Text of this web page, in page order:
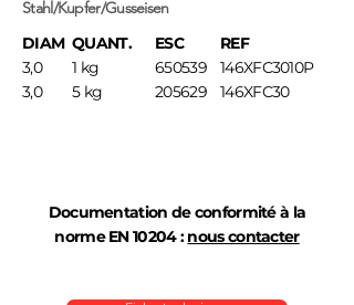
Stahl/Kupfer/Gusseisen
DIAM
3,0
3,0
QUANT.
1 kg
5 kg
ESC
650539
205629
REF
146XFC3010P
146XFC30
Documentation de conformité à la
norme EN 10204 :nous contacter